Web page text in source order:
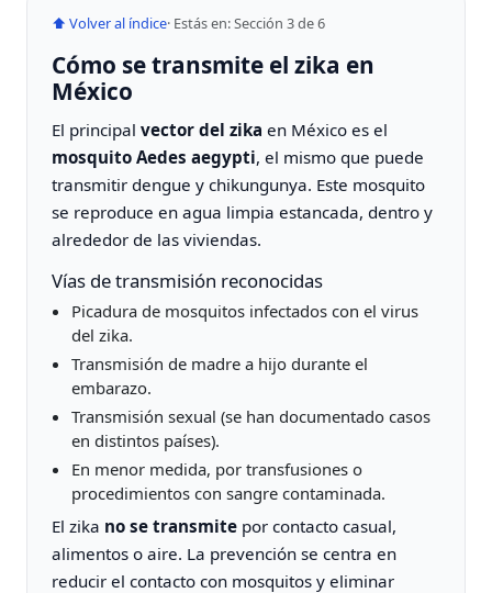
⬆ Volver al índice· Estás en: Sección 3 de 6
Cómo se transmite el zika en
México
El principalvector del zika en México es el
mosquito Aedes aegypti, el mismo que puede
transmitir dengue y chikungunya. Este mosquito
se reproduce en agua limpia estancada, dentro y
alrededor de las viviendas.
Vías de transmisión reconocidas
Picadura de mosquitos infectados con el virus
del zika.
Transmisión de madre a hijo durante el
embarazo.
Transmisión sexual (se han documentado casos
en distintos países).
En menor medida, por transfusiones o
procedimientos con sangre contaminada.
El zika no se transmite por contacto casual,
alimentos o aire. La prevención se centra en
reducir el contacto con mosquitos y eliminar